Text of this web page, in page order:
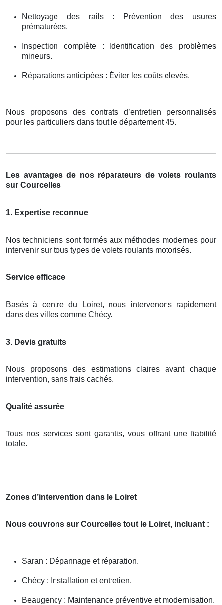
Nettoyage des rails : Prévention des usures
prématurées.
Inspection complète : Identification des problèmes
mineurs.
Réparations anticipées : Éviter les coûts élevés.
Nous proposons des contrats d’entretien personnalisés
pour les particuliers dans tout le département 45.
Les avantages de nos réparateurs de volets roulants
sur Courcelles
1. Expertise reconnue
Nos techniciens sont formés aux méthodes modernes pour
intervenir sur tous types de volets roulants motorisés.
Service efficace
Basés à centre du Loiret, nous intervenons rapidement
dans des villes comme Chécy.
3. Devis gratuits
Nous proposons des estimations claires avant chaque
intervention, sans frais cachés.
Qualité assurée
Tous nos services sont garantis, vous offrant une fiabilité
totale.
Zones d’intervention dans le Loiret
Nous couvrons sur Courcelles tout le Loiret, incluant :
Saran : Dépannage et réparation.
Chécy : Installation et entretien.
Beaugency : Maintenance préventive et modernisation.